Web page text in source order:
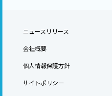
ニュースリリース
会社概要
個人情報保護方針
サイトポリシー